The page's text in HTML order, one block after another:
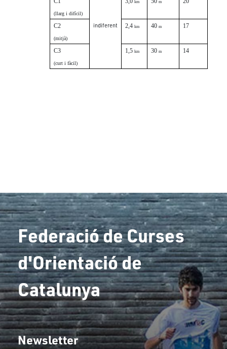
(llarg i difícil)
indiferent
km m
C2
(mitjà)
2,4km 40m 17
C3
(curt i fàcil)
1,5km 30m 14
Federació de Curses
d'Orientació de
Catalunya
Newsletter